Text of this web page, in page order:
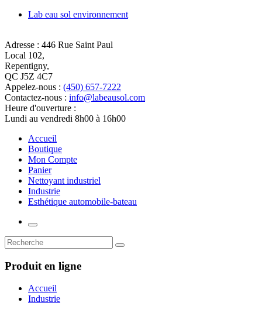
Lab eau sol environnement
Adresse : 446 Rue Saint Paul
Local 102,
Repentigny,
QC J5Z 4C7
Appelez-nous : (450) 657-7222
Contactez-nous : info@labeausol.com
Heure d'ouverture :
Lundi au vendredi 8h00 à 16h00
Accueil
Boutique
Mon Compte
Panier
Nettoyant industriel
Industrie
Esthétique automobile-bateau
Produit en ligne
Accueil
Industrie